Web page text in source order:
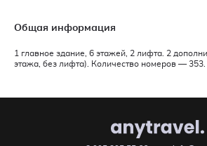
Общая информация
1 главное здание, 6 этажей, 2 лифта. 2
этажа, без лифта). Количество номеров — 353.